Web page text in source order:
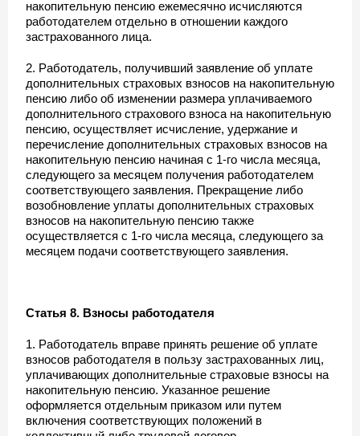
накопительную пенсию ежемесячно исчисляются
работодателем отдельно в отношении каждого
застрахованного лица.
2. Работодатель, получивший заявление об уплате
дополнительных страховых взносов на накопительную
пенсию либо об изменении размера уплачиваемого
дополнительного страхового взноса на накопительную
пенсию, осуществляет исчисление, удержание и
перечисление дополнительных страховых взносов на
накопительную пенсию начиная с 1-го числа месяца,
следующего за месяцем получения работодателем
соответствующего заявления. Прекращение либо
возобновление уплаты дополнительных страховых
взносов на накопительную пенсию также
осуществляется с 1-го числа месяца, следующего за
месяцем подачи соответствующего заявления.
Статья 8. Взносы работодателя
1. Работодатель вправе принять решение об уплате
взносов работодателя в пользу застрахованных лиц,
уплачивающих дополнительные страховые взносы на
накопительную пенсию. Указанное решение
оформляется отдельным приказом или путем
включения соответствующих положений в